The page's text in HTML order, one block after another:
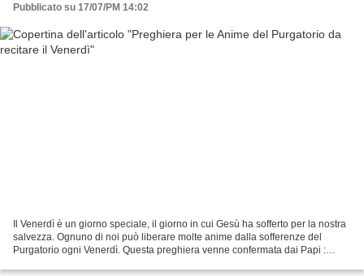
Pubblicato su 17/07/PM 14:02
Il Venerdì è un giorno speciale, il giorno in cui Gesù ha sofferto per la nostra
salvezza. Ognuno di noi può liberare molte anime dalla sofferenze del
Purgatorio ogni Venerdì. Questa preghiera venne confermata dai Papi :